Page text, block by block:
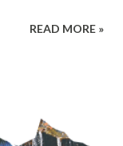
que
READ MORE »